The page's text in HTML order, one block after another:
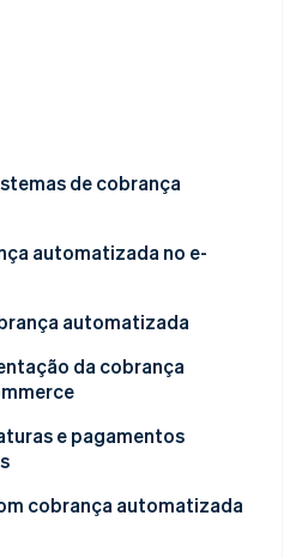
de cobrança
automatizada no e-
automatizada
e preços
da cobrança
e pagamentos
cobrança automatizada